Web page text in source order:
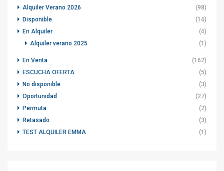
Alquiler Verano 2026
(98)
Disponible
(14)
En Alquiler
Alquiler verano 2025
(1)
(4)
En Venta
(162)
ESCUCHA OFERTA
(5)
No disponible
(3)
Oportunidad
(27)
Permuta
(2)
Retasado
(3)
TEST ALQUILER EMMA
(1)